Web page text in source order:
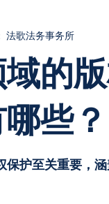
法歌法务事务所
的
些？
保护至关重要，